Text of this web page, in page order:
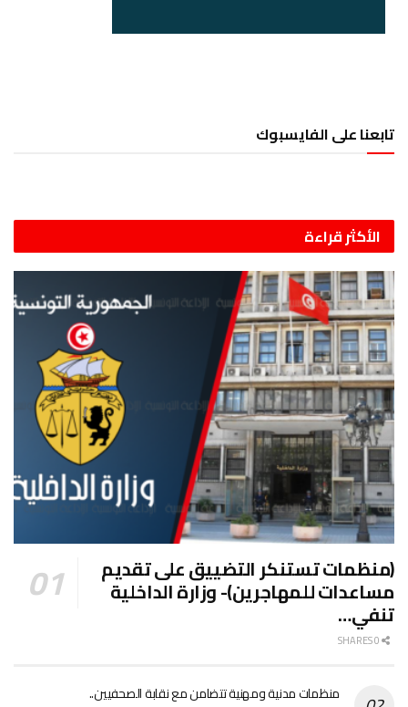
تابعنا على الفايسبوك
الأكثر قراءة
(منظمات تستنكر التضييق على تقديم
مساعدات للمهاجرين)- وزارة الداخلية
تنفي…
منظمات مدنية ومهنية تتضامن مع نقابة الصحفيين..